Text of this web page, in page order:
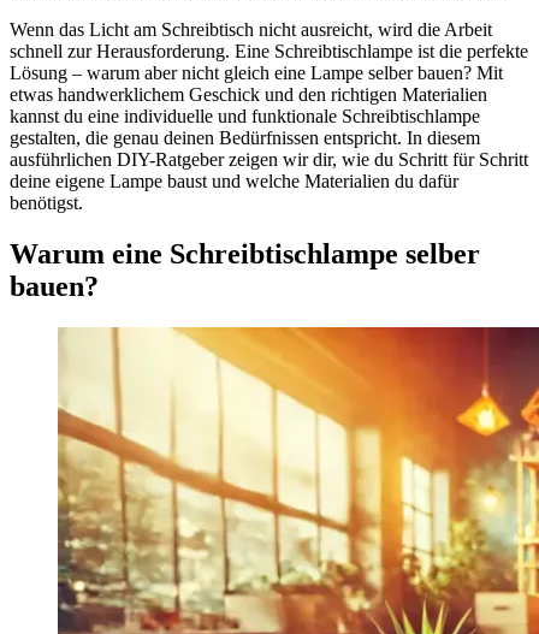
Wenn das Licht am Schreibtisch nicht ausreicht, wird die Arbeit
schnell zur Herausforderung. Eine Schreibtischlampe ist die perfekte
Lösung – warum aber nicht gleich eine Lampe selber bauen? Mit
etwas handwerklichem Geschick und den richtigen Materialien
kannst du eine individuelle und funktionale Schreibtischlampe
gestalten, die genau deinen Bedürfnissen entspricht. In diesem
ausführlichen DIY-Ratgeber zeigen wir dir, wie du Schritt für Schritt
deine eigene Lampe baust und welche Materialien du dafür
benötigst.
Warum eine Schreibtischlampe selber
bauen?